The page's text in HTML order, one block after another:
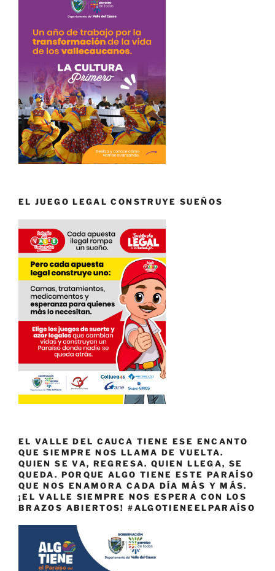
EL JUEGO LEGAL CONSTRUYE SUEÑOS
EL VALLE DEL CAUCA TIENE ESE ENCANTO
QUE SIEMPRE NOS LLAMA DE VUELTA.
QUIEN SE VA, REGRESA. QUIEN LLEGA, SE
QUEDA. PORQUE ALGO TIENE ESTE PARAÍSO
QUE NOS ENAMORA CADA DÍA MÁS Y MÁS.
¡EL VALLE SIEMPRE NOS ESPERA CON LOS
BRAZOS ABIERTOS! #ALGOTIENEELPARAÍSO